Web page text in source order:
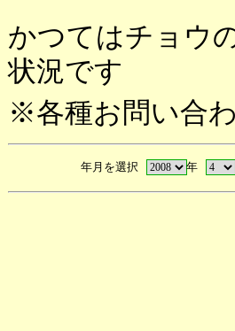
かつてはチョウ
状況です
※各種お問い合わ
年月を選択 年